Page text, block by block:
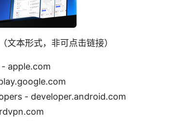
文本形式，非可点击链接）
apple.com
- developer.android.com